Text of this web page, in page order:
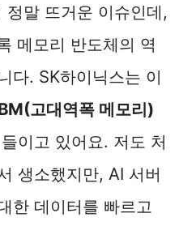
정말 뜨거운 이슈인데,
메모리 반도체의 역
다. SK하이닉스는 이
고대역폭 메모리)
이고 있어요. 저도 처
생소했지만, AI 서버
한 데이터를 빠르고